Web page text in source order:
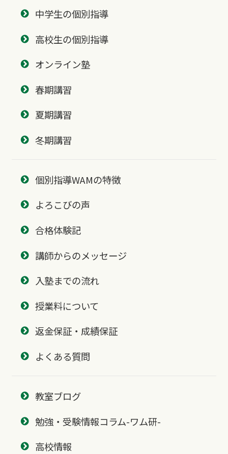
中学生の個別指導
高校生の個別指導
オンライン塾
春期講習
夏期講習
冬期講習
個別指導WAMの特徴
よろこびの声
合格体験記
講師からのメッセージ
入塾までの流れ
授業料について
返金保証・成績保証
よくある質問
教室ブログ
勉強・受験情報コラム-ワム研-
高校情報